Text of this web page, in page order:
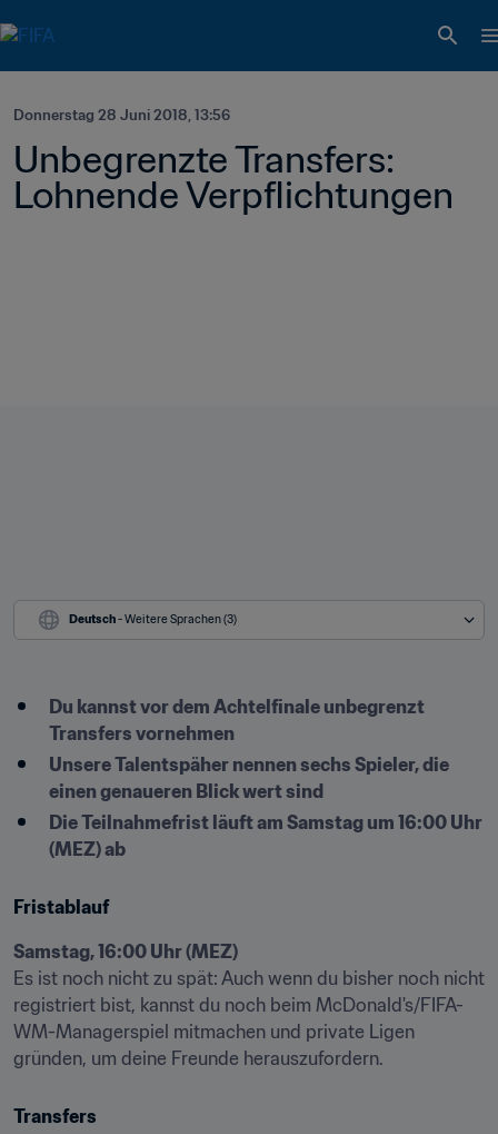
Donnerstag 28 Juni 2018, 13:56
Unbegrenzte Transfers:
Lohnende Verpflichtungen
Deutsch - Weitere Sprachen (3)
​Du kannst vor dem Achtelfinale unbegrenzt
Transfers vornehmen
Unsere Talentspäher nennen sechs Spieler, die
einen genaueren Blick wert sind
​Die Teilnahmefrist läuft am Samstag um 16:00 Uhr
(MEZ) ab
Fristablauf
Samstag, 16:00 Uhr (MEZ)
Es ist noch nicht zu spät: Auch wenn du bisher noch nicht
registriert bist, kannst du noch beim McDonald's/FIFA-
WM-Managerspiel mitmachen und private Ligen
gründen, um deine Freunde herauszufordern.
Transfers